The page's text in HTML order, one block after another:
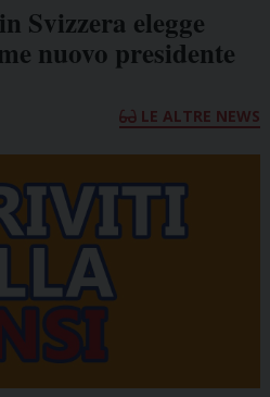
Svizzera elegge
nuovo presidente
LE ALTRE NEWS